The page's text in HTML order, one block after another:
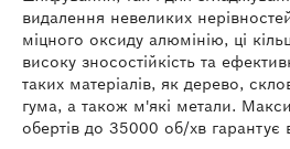
видалення невеликих
міцного оксиду алюмінію, ці
високу зносостійкість та
таких матеріалів, як дерево,
гума, а також м'які метали.
обертів до 35000 об/хв гарантує